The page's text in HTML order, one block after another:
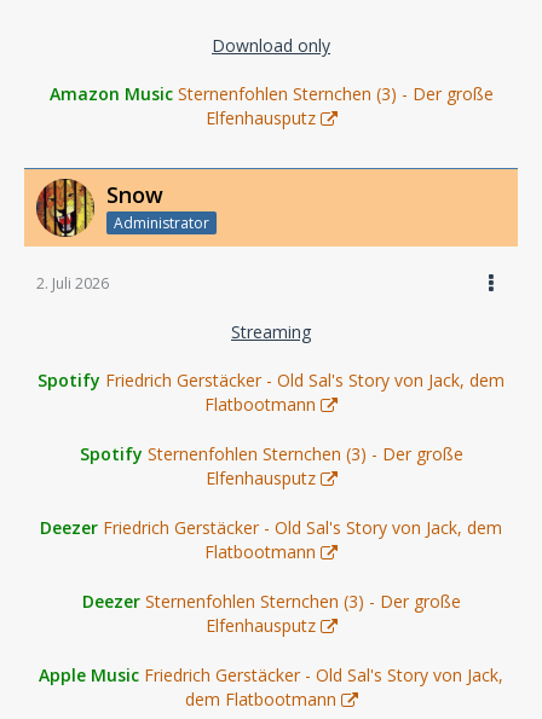
Download only
Amazon Music Sternenfohlen Sternchen (3) - Der große
Elfenhausputz
Snow
Administrator
2. Juli 2026
Streaming
Spotify Friedrich Gerstäcker - Old Sal's Story von Jack, dem
Flatbootmann
Spotify Sternenfohlen Sternchen (3) - Der große
Elfenhausputz
Deezer Friedrich Gerstäcker - Old Sal's Story von Jack, dem
Flatbootmann
Deezer Sternenfohlen Sternchen (3) - Der große
Elfenhausputz
Apple Music Friedrich Gerstäcker - Old Sal's Story von Jack,
dem Flatbootmann